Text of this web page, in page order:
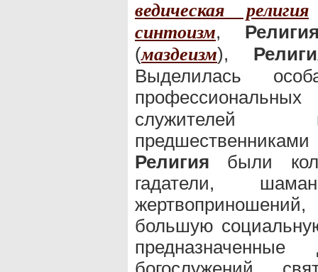
ведическая религия
синтоизм,
(маздеизм),
Выделилась
служителей
Религия были
гадатели,
большую